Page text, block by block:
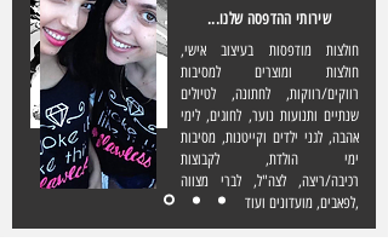
שירותי ההדפסה שלנו...
חולצות מודפסות בעיצוב אישי,
חולצות ומוצרים למסיבות
רווקים/רווקות, לחתונה, לטיולים
שנתיים ותנועות נוער, לחוגים, לימי
אהבה, לגני ילדים וקייטנות, מסיבות
ימי הולדת, לקבוצות
רכיבה/ריצה, לצה"ל, לברי מצווה
,לפאבים, מועדונים ועוד